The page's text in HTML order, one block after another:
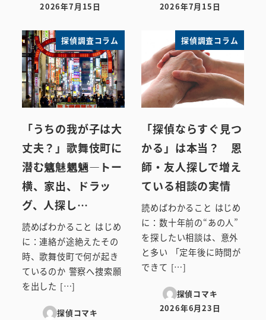
投稿日
2026年7月15日
投稿日
2026年7月15日
探偵調査コラム
「うちの我が子は大
丈夫？」歌舞伎町に
潜む魑魅魍魎―トー
横、家出、ドラッ
グ、人探し…
読めばわかること はじめ
に：連絡が途絶えたその
時、歌舞伎町で何が起き
ているのか 警察へ捜索願
を出した […]
探偵コマキ
探偵調査コラム
「探偵ならすぐ見つ
かる」は本当？ 恩
師・友人探しで増え
ている相談の実情
読めばわかること はじめ
に：数十年前の“あの人”
を探したい相談は、意外
と多い 「定年後に時間が
できて […]
探偵コマキ
投稿日
2026年6月23日